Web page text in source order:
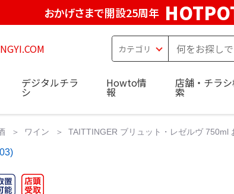
おかげさまで開設25周年
デジタルチラ
シ
Howto情
報
店舗・チラ
索
ワイン TAITTINGER ブリュット・レゼルヴ 750ml